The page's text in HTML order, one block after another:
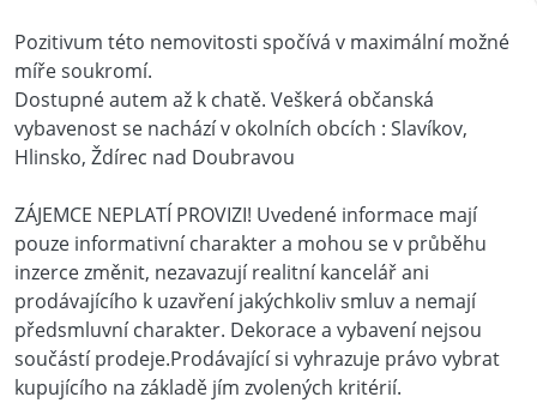
Pozitivum této nemovitosti spočívá v maximální možné
míře soukromí.
Dostupné autem až k chatě. Veškerá občanská
vybavenost se nachází v okolních obcích : Slavíkov,
Hlinsko, Ždírec nad Doubravou
ZÁJEMCE NEPLATÍ PROVIZI! Uvedené informace mají
pouze informativní charakter a mohou se v průběhu
inzerce změnit, nezavazují realitní kancelář ani
prodávajícího k uzavření jakýchkoliv smluv a nemají
předsmluvní charakter. Dekorace a vybavení nejsou
součástí prodeje.Prodávající si vyhrazuje právo vybrat
kupujícího na základě jím zvolených kritérií.